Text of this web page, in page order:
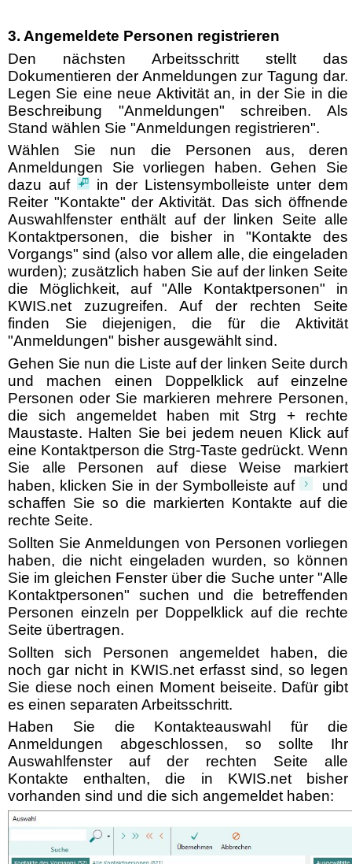
3. Angemeldete Personen registrieren
Den nächsten Arbeitsschritt stellt das
Dokumentieren der Anmeldungen zur Tagung dar.
Legen Sie eine neue Aktivität an, in der Sie in die
Beschreibung "Anmeldungen" schreiben. Als
Stand wählen Sie "Anmeldungen registrieren".
Wählen Sie nun die Personen aus, deren
Anmeldungen Sie vorliegen haben. Gehen Sie
dazu auf
in der Listensymbolleiste unter dem
Reiter "Kontakte" der Aktivität. Das sich öffnende
Auswahlfenster enthält auf der linken Seite alle
Kontaktpersonen, die bisher in "Kontakte des
Vorgangs" sind (also vor allem alle, die eingeladen
wurden); zusätzlich haben Sie auf der linken Seite
die Möglichkeit, auf "Alle Kontaktpersonen" in
KWIS.net zuzugreifen. Auf der rechten Seite
finden Sie diejenigen, die für die Aktivität
"Anmeldungen" bisher ausgewählt sind.
Gehen Sie nun die Liste auf der linken Seite durch
und machen einen Doppelklick auf einzelne
Personen oder Sie markieren mehrere Personen,
die sich angemeldet haben mit Strg + rechte
Maustaste. Halten Sie bei jedem neuen Klick auf
eine Kontaktperson die Strg-Taste gedrückt. Wenn
Sie alle Personen auf diese Weise markiert
haben, klicken Sie in der Symbolleiste auf
und
schaffen Sie so die markierten Kontakte auf die
rechte Seite.
Sollten Sie Anmeldungen von Personen vorliegen
haben, die nicht eingeladen wurden, so können
Sie im gleichen Fenster über die Suche unter "Alle
Kontaktpersonen" suchen und die betreffenden
Personen einzeln per Doppelklick auf die rechte
Seite übertragen.
Sollten sich Personen angemeldet haben, die
noch gar nicht in KWIS.net erfasst sind, so legen
Sie diese noch einen Moment beiseite. Dafür gibt
es einen separaten Arbeitsschritt.
Haben Sie die Kontakteauswahl für die
Anmeldungen abgeschlossen, so sollte Ihr
Auswahlfenster auf der rechten Seite alle
Kontakte enthalten, die in KWIS.net bisher
vorhanden sind und die sich angemeldet haben: